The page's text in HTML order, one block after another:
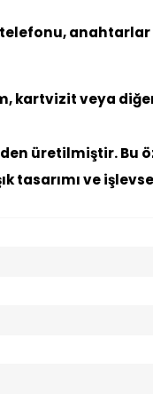
kartvizit veya
üretilmiştir. Bu
tasarımı ve